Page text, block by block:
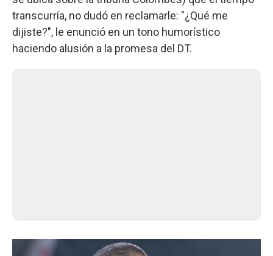
transcurría, no dudó en reclamarle: "¿Qué me
dijiste?", le enunció en un tono humorístico
haciendo alusión a la promesa del DT.